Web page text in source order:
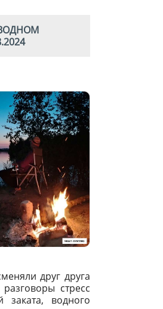
друг друга
стресс
заката, водного